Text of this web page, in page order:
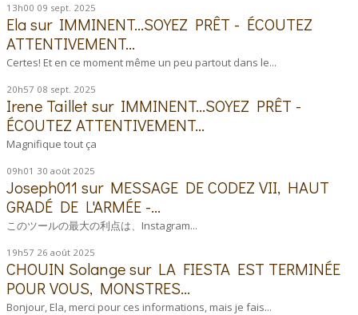
13h00 09 sept. 2025
Elasur IMMINENT...SOYEZ PRÊT - ÉCOUTEZ
ATTENTIVEMENT...
Certes! Et en ce moment même un peu partout dans le...
20h57 08 sept. 2025
Irene Taillet sur IMMINENT...SOYEZ PRÊT -
ÉCOUTEZ ATTENTIVEMENT...
Magnifique tout ça
09h01 30 août 2025
Joseph011 sur MESSAGE DE CODEZ VII, HAUT
GRADÉ DE L'ARMÉE -...
このツールの最大の利点は、Instagram...
19h57 26 août 2025
CHOUIN Solangesur LA FIESTA EST TERMINÉE
POUR VOUS, MONSTRES...
Bonjour, Ela, merci pour ces informations, mais je fais...